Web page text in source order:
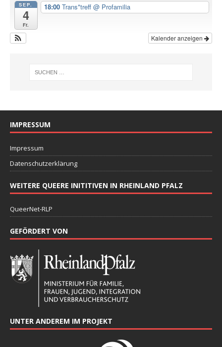
SEP.
4
Fr.
18:00 Trans*treff @ Profamilia
Kalender anzeigen
IMPRESSUM
Impressum
Datenschutzerklärung
WEITERE QUEERE INITITIVEN IN RHEINLAND PFALZ
QueerNet-RLP
GEFÖRDERT VON
UNTER ANDEREM IM PROJEKT